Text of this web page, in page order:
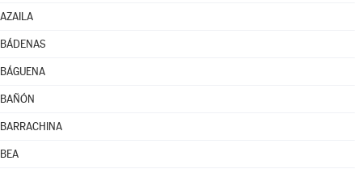
AZAILA
BÁDENAS
BÁGUENA
BAÑÓN
BARRACHINA
BEA